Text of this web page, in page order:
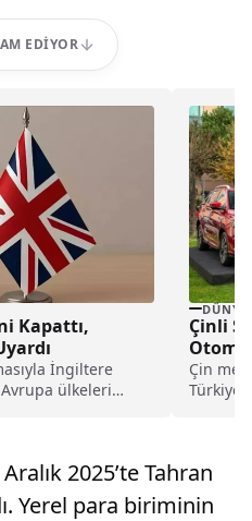
EDIYOR
Kapattı,
İngiltere
ülkeleri
DÜNYA
Çinli
Çin
Türkiye
2025’te Tahran
Yerel para biriminin